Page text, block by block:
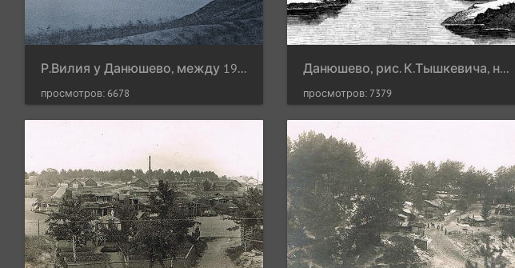
Р.Вилия у Данюшево, между 1914 и 1918 гг.
просмотров: 6678
Данюшево, рис. К.Тышкевича, не позднее 1871 г.
просмотров: 7379